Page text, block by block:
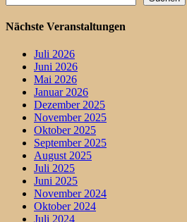
Nächste Veranstaltungen
Juli 2026
Juni 2026
Mai 2026
Januar 2026
Dezember 2025
November 2025
Oktober 2025
September 2025
August 2025
Juli 2025
Juni 2025
November 2024
Oktober 2024
Juli 2024